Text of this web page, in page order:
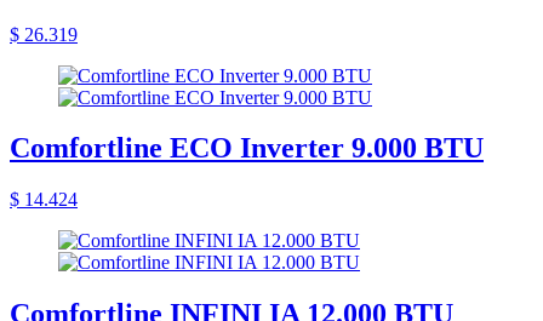
$ 26.319
Comfortline ECO Inverter 9.000 BTU
$ 14.424
Comfortline INFINI IA 12.000 BTU